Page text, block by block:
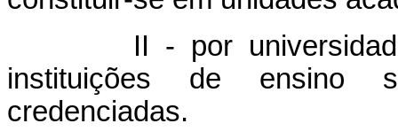
II - por universidades,
instituições de ensino
credenciadas.